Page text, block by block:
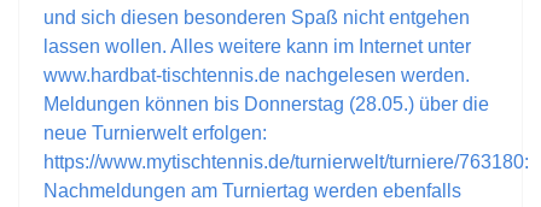
und sich diesen besonderen Spaß nicht entgehen
lassen wollen. Alles weitere kann im Internet unter
www.hardbat-tischtennis.de nachgelesen werden.
Meldungen können bis Donnerstag (28.05.) über die
neue Turnierwelt erfolgen:
https://www.mytischtennis.de/turnierwelt/turniere/763180:
Nachmeldungen am Turniertag werden ebenfalls